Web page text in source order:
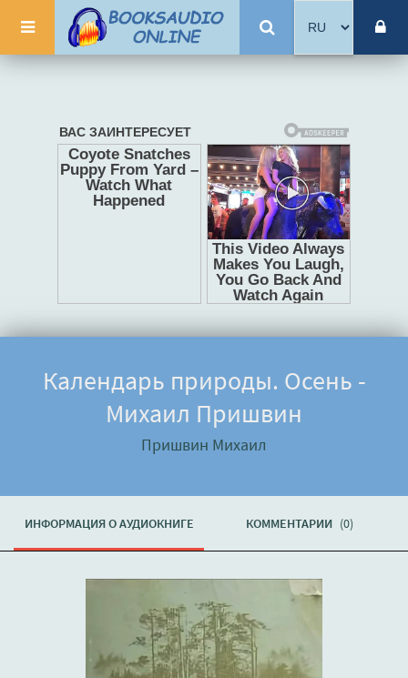
Календарь природы. Осень -
Михаил Пришвин
Пришвин Михаил
ИНФОРМАЦИЯ О АУДИОКНИГЕ КОММЕНТАРИИ (0)